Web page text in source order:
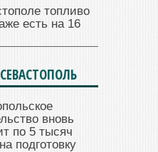
топливо
есть на 16
вновь
по 5 тысяч
подготовку